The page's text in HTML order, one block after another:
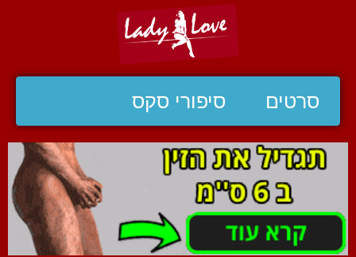
סרטים סיפורי סקס